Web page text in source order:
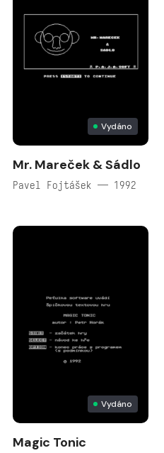
Vydáno
Mr. Mareček & Sádlo
Pavel Fojtášek — 1992
Vydáno
Magic Tonic